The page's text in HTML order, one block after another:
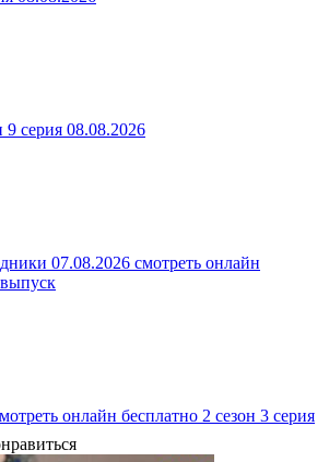
серия 08.08.2026
07.08.2026 смотреть онлайн
онлайн бесплатно 2 сезон 3 серия